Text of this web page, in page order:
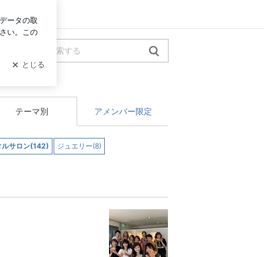
テーマ別 アメンバー限定
ルサロン(142) ジュエリー(8)